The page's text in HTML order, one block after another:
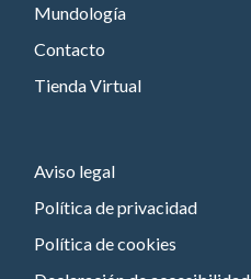
Mundología
Contacto
Tienda Virtual
Aviso legal
Política de privacidad
Política de cookies